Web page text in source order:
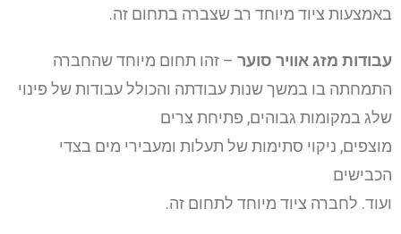
באמצעות ציוד מיוחד רב שצברה בתחום זה.
עבודות מזג אוויר סוער – זהו תחום מיוחד שהחברה
התמחתה בו במשך שנות עבודתה והכולל עבודות של פינוי
שלג במקומות גבוהים, פתיחת צרים
מוצפים, ניקוי סתימות של תעלות ומעבירי מים בצדי
הכבישים
ועוד. לחברה ציוד מיוחד לתחום זה.